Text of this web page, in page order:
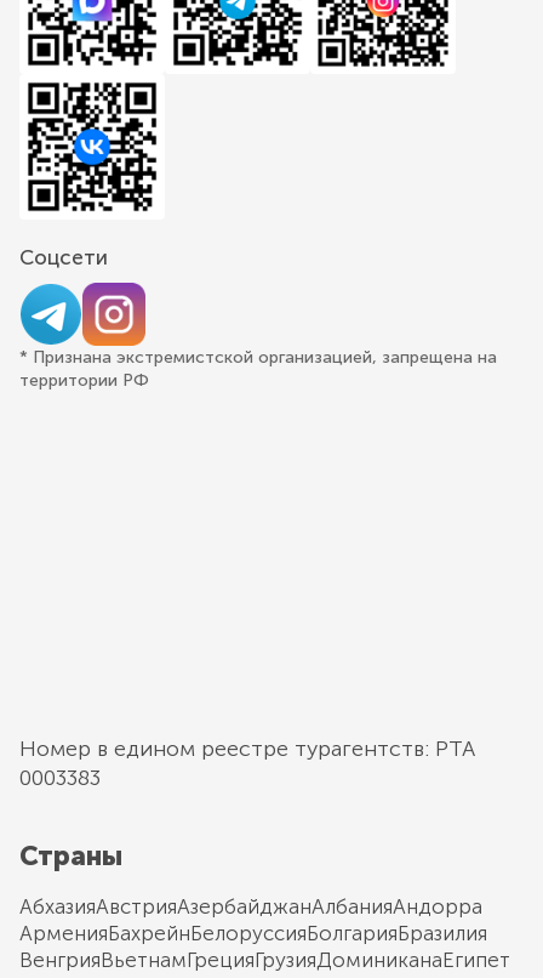
Соцсети
* Признана экстремистской организацией, запрещена на
территории РФ
Номер в едином реестре турагентств: РТА
0003383
Страны
АбхазияАвстрияАзербайджанАлбанияАндорра
АрменияБахрейнБелоруссияБолгарияБразилия
ВенгрияВьетнамГрецияГрузияДоминиканаЕгипет